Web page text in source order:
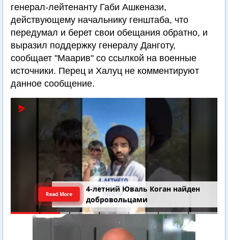
генерал-лейтенанту Габи Ашкенази,
действующему начальнику генштаба, что
передумал и берет свои обещания обратно, и
выразил поддержку генералу Данготу,
сообщает "Маарив" со ссылкой на военные
источники. Перец и Халуц не комментируют
данное сообщение.
4-летний Юваль Коган найден
добровольцами
Read More